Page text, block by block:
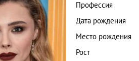
Профессия
Дата рождения
Место рождения
Рост